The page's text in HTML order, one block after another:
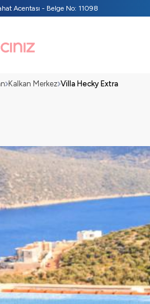
Acentası - Belge No: 11098
Kalkan Merkez Villa Hecky Extra